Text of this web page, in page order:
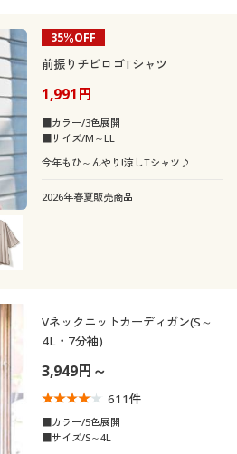
35％OFF
前振りチビロゴTシャツ
1,991円
■カラー/3色展開
■サイズ/M～LL
今年もひ～んやり!涼しTシャツ♪
2026年春夏販売商品
Vネックニットカーディガン(S～
4L・7分袖)
3,949円～
611件
■カラー/5色展開
■サイズ/S～4L